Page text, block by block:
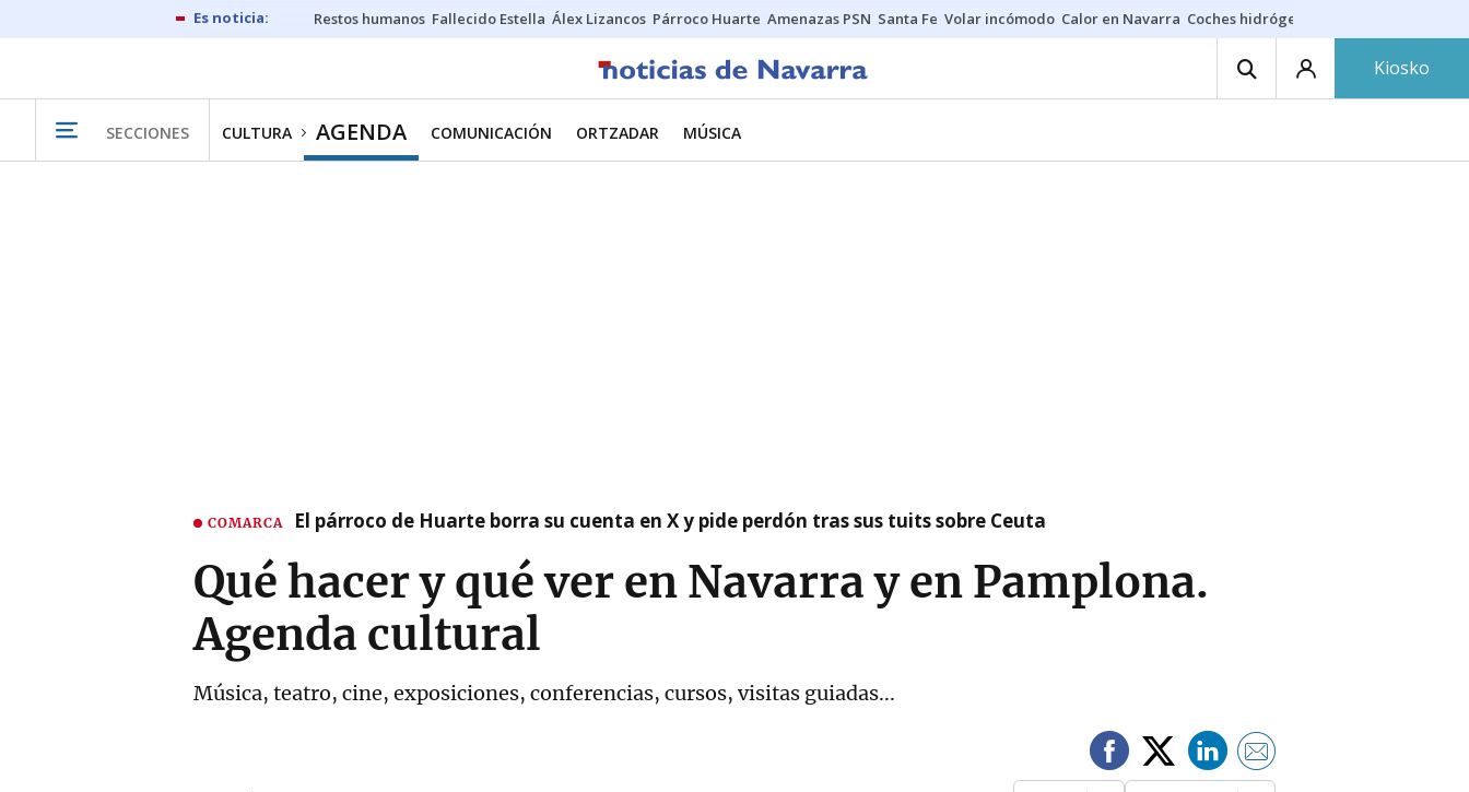
Restos humanos Fallecido Estella Álex Lizancos Párroco Huarte Amenazas PSN Santa Fe Volar incómodo Calor en Navarra Coches hidrógeno
Kiosko
SECCIONES CULTURA AGENDA COMUNICACIÓN ORTZADAR MÚSICA
COMARCA El párroco de Huarte borra su cuenta en X y pide perdón tras sus tuits sobre Ceuta
Qué hacer y qué ver en Navarra y en Pamplona.
Agenda cultural
Música, teatro, cine, exposiciones, conferencias, cursos, visitas guiadas...